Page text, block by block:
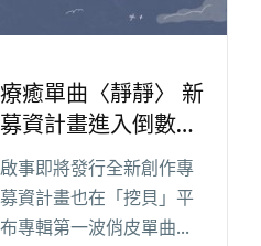
癒單曲〈靜靜〉 新
資計畫進入倒數階
事即將發行全新創作專
資計畫也在「挖貝」平
專輯第一波俏皮單曲